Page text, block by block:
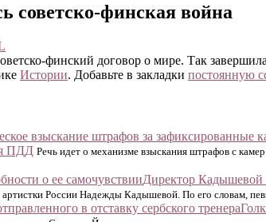
советско-финская война
финский договор о мире. Так
Истории. Добавьте в закладки постоянную
ПДД Речь идет о механизме взыскания штрафов с
Директор Кадышевой
России Надежды Кадышевой. По его словам,